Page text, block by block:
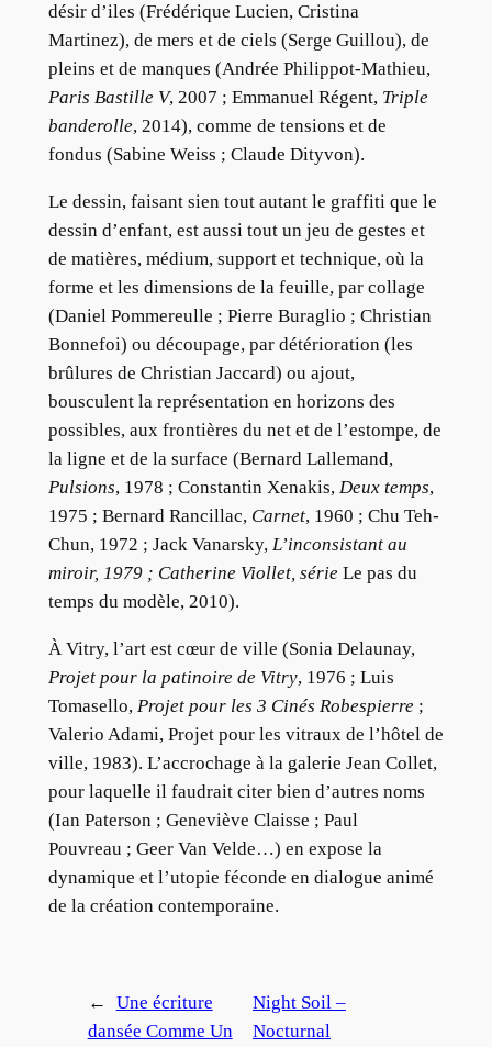
désir d’iles (Frédérique Lucien, Cristina
Martinez), de mers et de ciels (Serge Guillou), de
pleins et de manques (Andrée Philippot-Mathieu,
Paris Bastille V, 2007 ; Emmanuel Régent, Triple
banderolle, 2014), comme de tensions et de
fondus (Sabine Weiss ; Claude Dityvon).
Le dessin, faisant sien tout autant le graffiti que le
dessin d’enfant, est aussi tout un jeu de gestes et
de matières, médium, support et technique, où la
forme et les dimensions de la feuille, par collage
(Daniel Pommereulle ; Pierre Buraglio ; Christian
Bonnefoi) ou découpage, par détérioration (les
brûlures de Christian Jaccard) ou ajout,
bousculent la représentation en horizons des
possibles, aux frontières du net et de l’estompe, de
la ligne et de la surface (Bernard Lallemand,
Pulsions, 1978 ; Constantin Xenakis, Deux temps,
1975 ; Bernard Rancillac, Carnet, 1960 ; Chu Teh-
Chun, 1972 ; Jack Vanarsky, L’inconsistant au
miroir, 1979 ; Catherine Viollet, sérieLe pas du
temps du modèle, 2010).
À Vitry, l’art est cœur de ville (Sonia Delaunay,
Projet pour la patinoire de Vitry, 1976 ; Luis
Tomasello, Projet pour les 3 Cinés Robespierre;
Valerio Adami, Projet pour les vitraux de l’hôtel de
ville, 1983). L’accrochage à la galerie Jean Collet,
pour laquelle il faudrait citer bien d’autres noms
(Ian Paterson ; Geneviève Claisse ; Paul
Pouvreau ; Geer Van Velde…) en expose la
dynamique et l’utopie féconde en dialogue animé
de la création contemporaine.
←
Une écriture
dansée Comme Un
Night Soil –
Nocturnal